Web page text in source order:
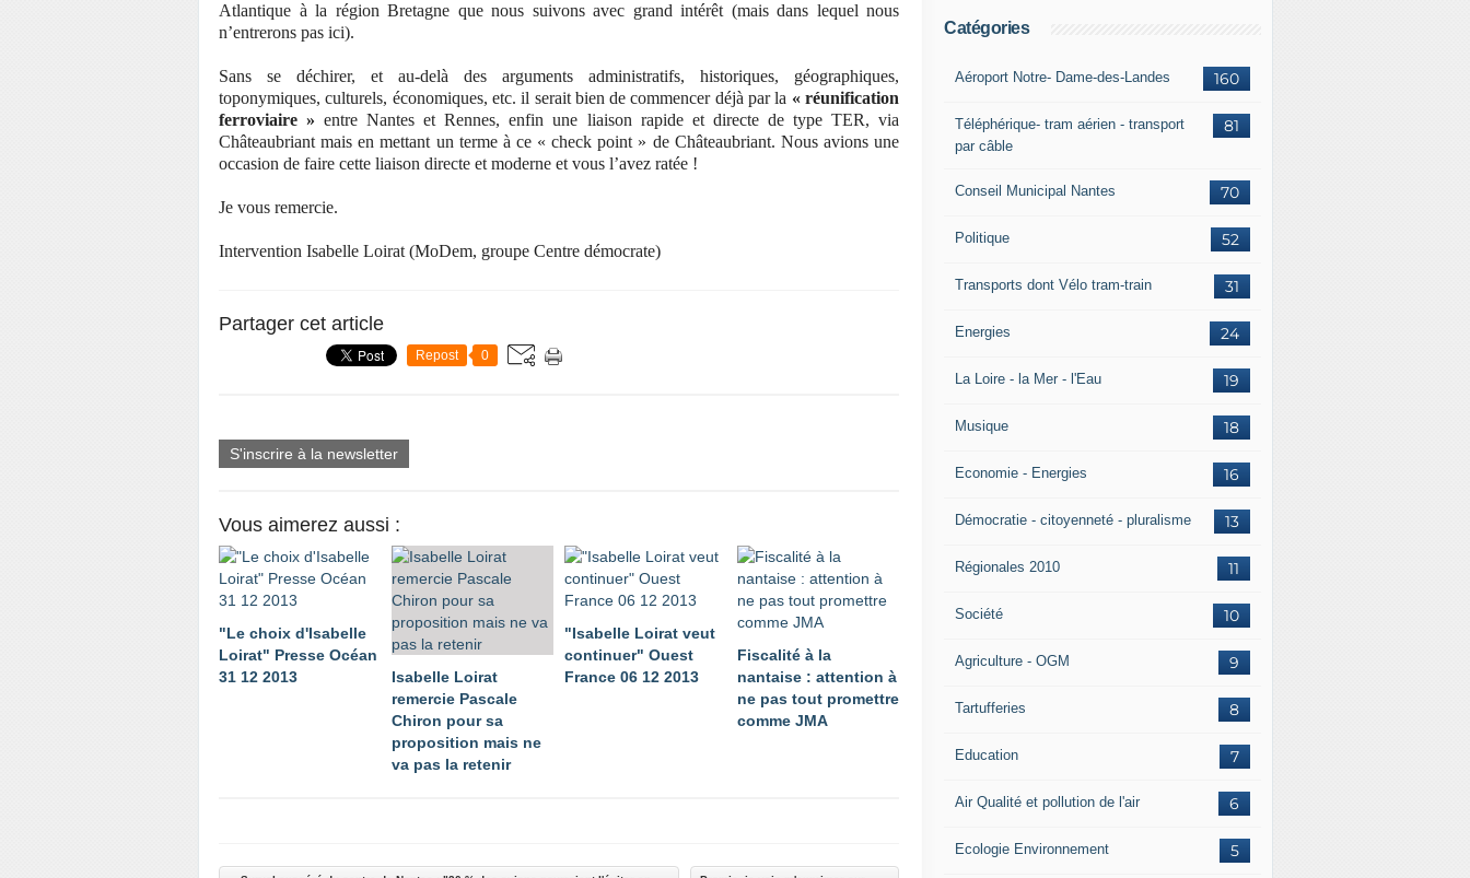
Atlantique à la région Bretagne que nous suivons avec grand intérêt (mais dans lequel nous
n’entrerons pas ici).
Sans se déchirer, et au-delà des arguments administratifs, historiques, géographiques,
toponymiques, culturels, économiques, etc. il serait bien de commencer déjà par la « réunification
ferroviaire » entre Nantes et Rennes, enfin une liaison rapide et directe de type TER, via
Châteaubriant mais en mettant un terme à ce « check point » de Châteaubriant. Nous avions une
occasion de faire cette liaison directe et moderne et vous l’avez ratée !
Je vous remercie.
Intervention Isabelle Loirat (MoDem, groupe Centre démocrate)
Partager cet article
Repost 0
S'inscrire à la newsletter
Vous aimerez aussi :
"Le choix d'Isabelle
Loirat" Presse Océan
31 12 2013
Isabelle Loirat
remercie Pascale
Chiron pour sa
proposition mais ne
va pas la retenir
"Isabelle Loirat veut
continuer" Ouest
France 06 12 2013
Fiscalité à la
nantaise : attention à
ne pas tout promettre
comme JMA
Catégories
160
Aéroport Notre- Dame-des-Landes
81
Téléphérique- tram aérien - transport
par câble
70
Conseil Municipal Nantes
52
Politique
31
Transports dont Vélo tram-train
24
Energies
19
La Loire - la Mer - l'Eau
18
Musique
16
Economie - Energies
13
Démocratie - citoyenneté - pluralisme
11
Régionales 2010
10
Société
9
Agriculture - OGM
8
Tartufferies
7
Education
6
Air Qualité et pollution de l'air
5
Ecologie Environnement